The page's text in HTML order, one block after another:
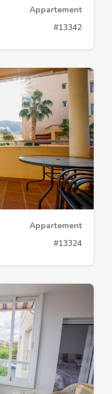
Appartement
#13342
Appartement
#13324